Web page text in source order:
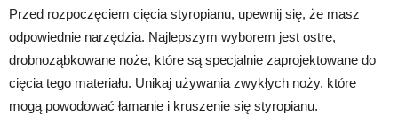
Przed rozpoczęciem cięcia styropianu, upewnij się, że masz
odpowiednie narzędzia. Najlepszym wyborem jest ostre,
drobnoząbkowane noże, które są specjalnie zaprojektowane do
cięcia tego materiału. Unikaj używania zwykłych noży, które
mogą powodować łamanie i kruszenie się styropianu.